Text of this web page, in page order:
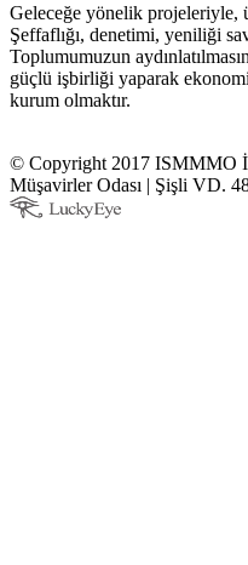
Geleceğe yönelik projeleriyle,
Şeffaflığı, denetimi, yeniliği
Toplumumuzun
güçlü işbirliği yaparak
kurum olmaktır.
© Copyright 2017 ISMMMO
Müşavirler Odası | Şişli VD.